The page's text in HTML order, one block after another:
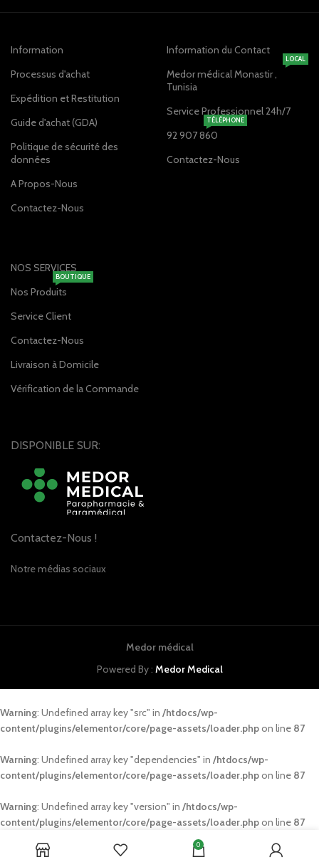
Information
Processus d'achat
Expédition et Restitution
Guide d'achat (GDA)
Politique de sécurité des
données
A Propos-Nous
Contactez-Nous
Information du Contact
Medor médical Monastir ,
Tunisia
LOCAL
Service Professionnel 24h/7
92 907 860
TÉLÉPHONE
Contactez-Nous
NOS SERVICES
Nos Produits
BOUTIQUE
Service Client
Contactez-Nous
Livraison à Domicile
Vérification de la Commande
DISPONIBLE SUR:
Contactez-Nous !
Notre médias sociaux
Medor médical
Powered By : Medor Medical
0
Warning: Undefined array key "src" in /htdocs/wp-
content/plugins/elementor/core/page-assets/loader.phpon line 87
Warning: Undefined array key "dependencies" in /htdocs/wp-
content/plugins/elementor/core/page-assets/loader.phpon line 87
Warning: Undefined array key "version" in /htdocs/wp-
content/plugins/elementor/core/page-assets/loader.phpon line 87